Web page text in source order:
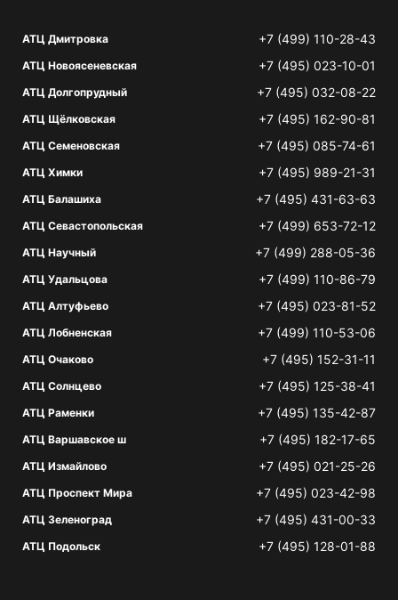
АТЦ Дмитровка +7 (499) 110-28-43
АТЦ Новоясеневская +7 (495) 023-10-01
АТЦ Долгопрудный +7 (495) 032-08-22
АТЦ Щёлковская +7 (495) 162-90-81
АТЦ Семеновская +7 (495) 085-74-61
АТЦ Химки +7 (495) 989-21-31
АТЦ Балашиха +7 (495) 431-63-63
АТЦ Севастопольская +7 (499) 653-72-12
АТЦ Научный +7 (499) 288-05-36
АТЦ Удальцова +7 (499) 110-86-79
АТЦ Алтуфьево +7 (495) 023-81-52
АТЦ Лобненская +7 (499) 110-53-06
АТЦ Очаково +7 (495) 152-31-11
АТЦ Солнцево +7 (495) 125-38-41
АТЦ Раменки +7 (495) 135-42-87
АТЦ Варшавское ш +7 (495) 182-17-65
АТЦ Измайлово +7 (495) 021-25-26
АТЦ Проспект Мира +7 (495) 023-42-98
АТЦ Зеленоград +7 (495) 431-00-33
АТЦ Подольск +7 (495) 128-01-88